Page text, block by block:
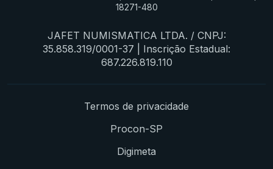
18271-480
JAFET NUMISMATICA LTDA. / CNPJ:
35.858.319/0001-37 | Inscrição Estadual:
687.226.819.110
Termos de privacidade
Procon-SP
Digimeta